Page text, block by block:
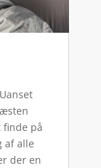
finde på
af alle
der en